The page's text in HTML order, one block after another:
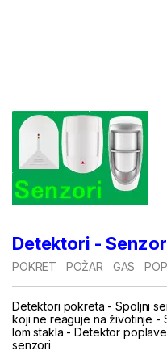
Detektori -
POKRET POŽAR GAS
Detektori pokreta -Spoljni
koji ne reaguje na životinje -
lom stakla -Detektor poplave
senzori